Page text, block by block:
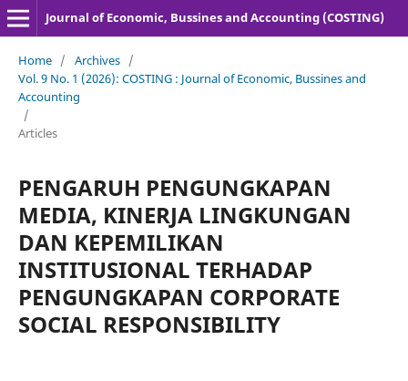
Journal of Economic, Bussines and Accounting (COSTING)
Home / Archives /
Vol. 9 No. 1 (2026): COSTING : Journal of Economic, Bussines and
Accounting
/
Articles
PENGARUH PENGUNGKAPAN
MEDIA, KINERJA LINGKUNGAN
DAN KEPEMILIKAN
INSTITUSIONAL TERHADAP
PENGUNGKAPAN CORPORATE
SOCIAL RESPONSIBILITY